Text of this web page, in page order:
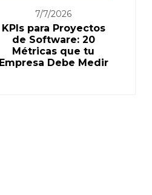
7/7/2026
KPIs para Proyectos
de Software: 20
Métricas que tu
Empresa Debe Medir